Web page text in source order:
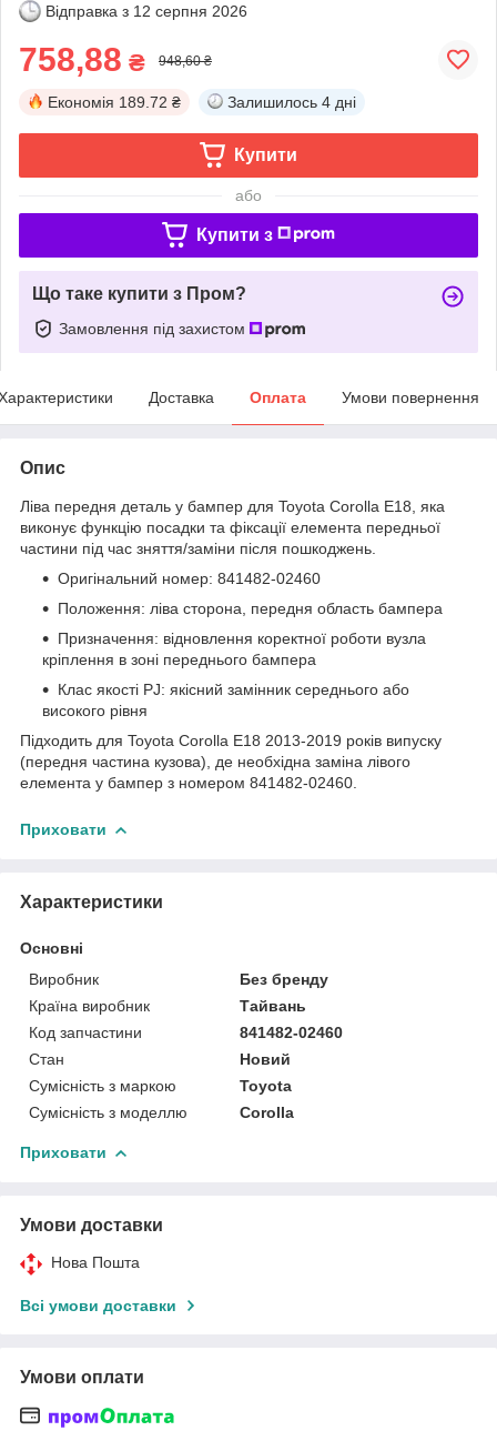
Відправка з 12 серпня 2026
758,88 ₴ 948,60 ₴
Економія 189.72 ₴ Залишилось 4 дні
Купити
або
Купити з
Що таке купити з Пром?
Замовлення під захистом
Доставка Оплата Умови повернення
Опис
Ліва передня деталь у бампер для Toyota Corolla E18, яка
виконує функцію посадки та фіксації елемента передньої
частини під час зняття/заміни після пошкоджень.
Оригінальний номер: 841482-02460
Положення: ліва сторона, передня область бампера
Призначення: відновлення коректної роботи вузла
кріплення в зоні переднього бампера
Клас якості PJ: якісний замінник середнього або
високого рівня
Підходить для Toyota Corolla E18 2013-2019 років випуску
(передня частина кузова), де необхідна заміна лівого
елемента у бампер з номером 841482-02460.
Приховати
Характеристики
Основні
Виробник
Без бренду
Країна виробник
Тайвань
Код запчастини
841482-02460
Стан
Новий
Сумісність з маркою
Toyota
Сумісність з моделлю
Corolla
Приховати
Умови доставки
Нова Пошта
Всі умови доставки
Умови оплати